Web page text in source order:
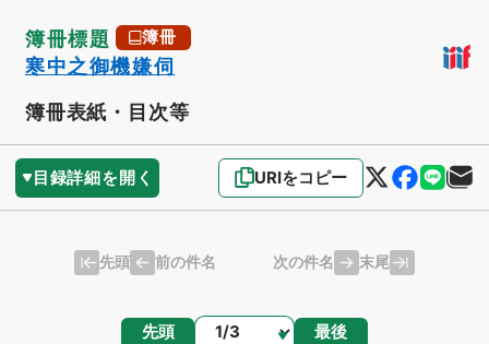
簿冊標題 簿冊
寒中之御機嫌伺
簿冊表紙・目次等
目録詳細を開く URIをコピー
先頭 前の件名 次の件名 末尾
先頭 ページ 最後